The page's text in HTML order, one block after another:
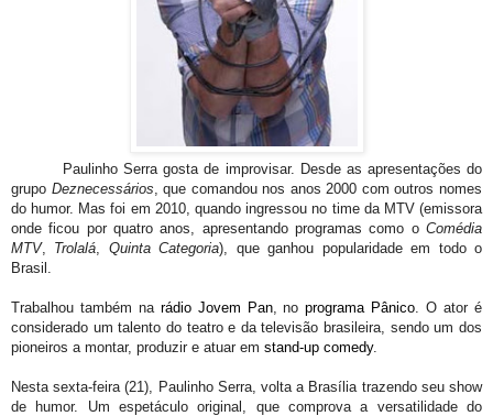
Paulinho Serra gosta de improvisar. Desde as apresentações do
grupo Deznecessários , que comandou nos anos 2000 com outros nomes
do humor. Mas foi em 2010, quando ingressou no time da MTV (emissora
onde ficou por quatro anos, apresentando programas como o Comédia
MTV, Trolalá Quinta Categoria), que ganhou popularidade em todo o
Brasil.
Trabalhou também na rádio Jovem Pan, noprograma Pânico . O ator é
considerado um talento do teatro e da televisão brasileira, sendo um dos
pioneiros a montar, produzir e atuar em stand-up comedy.
Nesta sexta-feira (21), Paulinho Serra, volta a Brasília trazendo seu show
de humor. Um espetáculo original, que comprova a versatilidade do